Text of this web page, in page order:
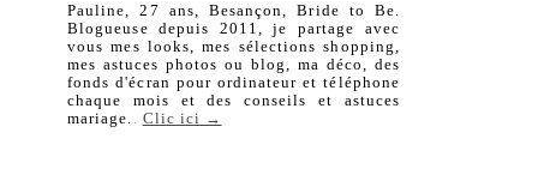
Pauline, 27 ans, Besançon, Bride to Be.
Blogueuse depuis 2011, je partage avec
vous mes looks, mes sélections shopping,
mes astuces photos ou blog, ma déco, des
fonds d'écran pour ordinateur et téléphone
chaque mois et des conseils et astuces
mariage. . Clic ici →